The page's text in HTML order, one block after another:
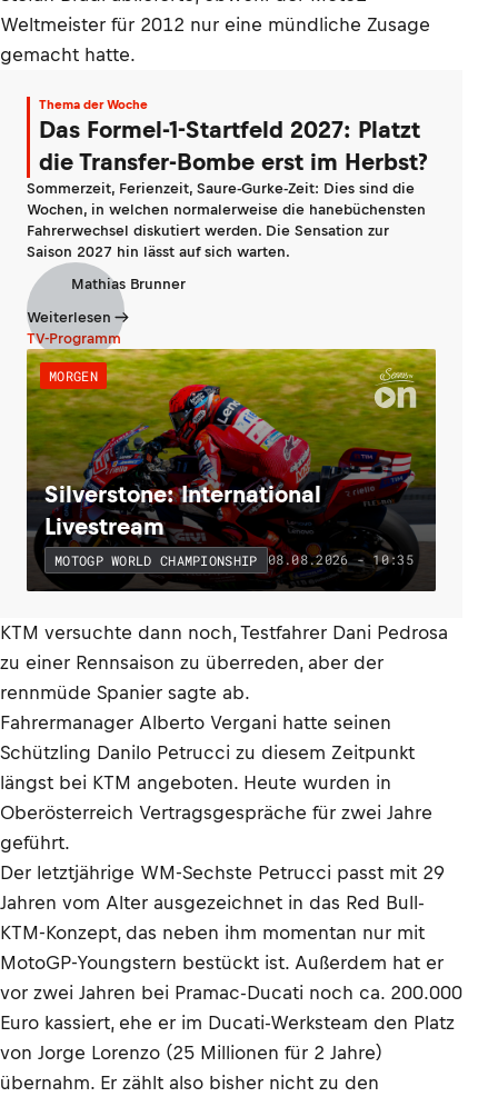
Weltmeister für 2012 nur eine mündliche Zusage
gemacht hatte.
Thema der Woche
Das Formel-1-Startfeld 2027: Platzt
die Transfer-Bombe erst im Herbst?
Sommerzeit, Ferienzeit, Saure-Gurke-Zeit: Dies sind die
Wochen, in welchen normalerweise die hanebüchensten
Fahrerwechsel diskutiert werden. Die Sensation zur
Saison 2027 hin lässt auf sich warten.
Mathias Brunner
Weiterlesen
TV-Programm
MORGEN
Silverstone: International
Livestream
MOTOGP WORLD CHAMPIONSHIP 08.08.2026 - 10:35
KTM versuchte dann noch, Testfahrer Dani Pedrosa
zu einer Rennsaison zu überreden, aber der
rennmüde Spanier sagte ab.
Fahrermanager Alberto Vergani hatte seinen
Schützling Danilo Petrucci zu diesem Zeitpunkt
längst bei KTM angeboten. Heute wurden in
Oberösterreich Vertragsgespräche für zwei Jahre
geführt.
Der letztjährige WM-Sechste Petrucci passt mit 29
Jahren vom Alter ausgezeichnet in das Red Bull-
KTM-Konzept, das neben ihm momentan nur mit
MotoGP-Youngstern bestückt ist. Außerdem hat er
vor zwei Jahren bei Pramac-Ducati noch ca. 200.000
Euro kassiert, ehe er im Ducati-Werksteam den Platz
von Jorge Lorenzo (25 Millionen für 2 Jahre)
übernahm. Er zählt also bisher nicht zu den